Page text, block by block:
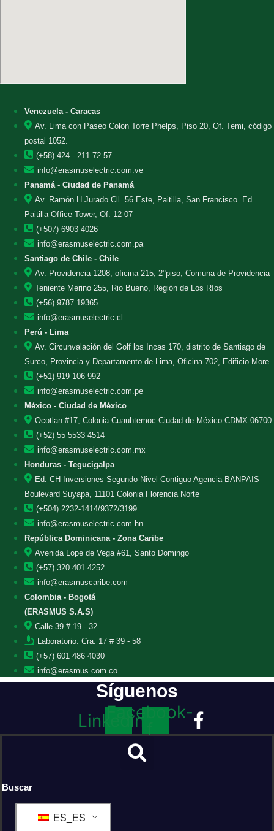
Venezuela - Caracas
Av. Lima con Paseo Colon Torre Phelps, Piso 20, Of. Temi, código
postal 1052.
(+58) 424 - 211 72 57
info@erasmuselectric.com.ve
Panamá - Ciudad de Panamá
Av. Ramón H.Jurado Cll. 56 Este, Paitilla, San Francisco. Ed.
Paitilla Office Tower, Of. 12-07
(+507) 6903 4026
info@erasmuselectric.com.pa
Santiago de Chile - Chile
Av. Providencia 1208, oficina 215, 2°piso, Comuna de Providencia
Teniente Merino 255, Rio Bueno, Región de Los Ríos
(+56) 9787 19365
info@erasmuselectric.cl
Perú - Lima
Av. Circunvalación del Golf los Incas 170, distrito de Santiago de
Surco, Provincia y Departamento de Lima, Oficina 702, Edificio More
(+51) 919 106 992
info@erasmuselectric.com.pe
México - Ciudad de México
Ocotlan #17, Colonia Cuauhtemoc Ciudad de México CDMX 06700
(+52) 55 5533 4514
info@erasmuselectric.com.mx
Honduras - Tegucigalpa
Ed. CH Inversiones Segundo Nivel Contiguo Agencia BANPAIS
Boulevard Suyapa, 11101 Colonia Florencia Norte
(+504) 2232-1414/9372/3199
info@erasmuselectric.com.hn
República Dominicana - Zona Caribe
Avenida Lope de Vega #61, Santo Domingo
(+57) 320 401 4252
info@erasmuscaribe.com
Colombia - Bogotá
(ERASMUS S.A.S)
Calle 39 # 19 - 32
Laboratorio: Cra. 17 # 39 - 58
(+57) 601 486 4030
info@erasmus.com.co
Síguenos
Linkedin
Facebook-
f
Buscar
ES_ES